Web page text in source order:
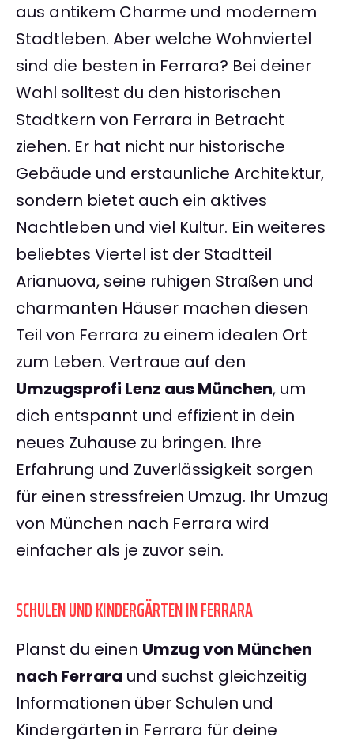
aus antikem Charme und modernem
Stadtleben. Aber welche Wohnviertel
sind die besten in Ferrara? Bei deiner
Wahl solltest du den historischen
Stadtkern von Ferrara in Betracht
ziehen. Er hat nicht nur historische
Gebäude und erstaunliche Architektur,
sondern bietet auch ein aktives
Nachtleben und viel Kultur. Ein weiteres
beliebtes Viertel ist der Stadtteil
Arianuova, seine ruhigen Straßen und
charmanten Häuser machen diesen
Teil von Ferrara zu einem idealen Ort
zum Leben. Vertraue auf den
Umzugsprofi Lenz aus München, um
dich entspannt und effizient in dein
neues Zuhause zu bringen. Ihre
Erfahrung und Zuverlässigkeit sorgen
für einen stressfreien Umzug. Ihr Umzug
von München nach Ferrara wird
einfacher als je zuvor sein.
SCHULEN UND KINDERGÄRTEN IN FERRARA
Planst du einen Umzug von München
nach Ferrara und suchst gleichzeitig
Informationen über Schulen und
Kindergärten in Ferrara für deine